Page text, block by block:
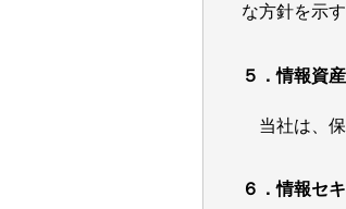
な方針を示
５．情報資
当社は、
６．情報セ